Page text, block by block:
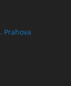
Prahova